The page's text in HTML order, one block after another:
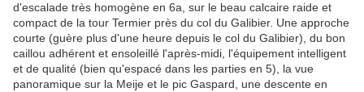
d'escalade très homogène en 6a, sur le beau calcaire raide et
compact de la tour Termier près du col du Galibier. Une approche
courte (guère plus d'une heure depuis le col du Galibier), du bon
caillou adhérent et ensoleillé l'après-midi, l'équipement intelligent
et de qualité (bien qu'espacé dans les parties en 5), la vue
panoramique sur la Meije et le pic Gaspard, une descente en